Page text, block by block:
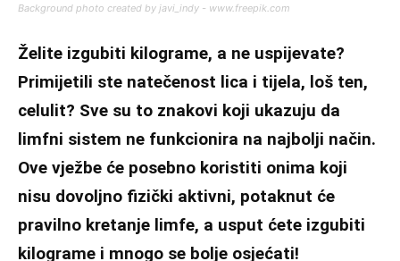
Background photo created by javi_indy - www.freepik.com
Želite izgubiti kilograme, a ne uspijevate?
Primijetili ste natečenost lica i tijela, loš ten,
celulit? Sve su to znakovi koji ukazuju da
limfni sistem ne funkcionira na najbolji način.
Ove vježbe će posebno koristiti onima koji
nisu dovoljno fizički aktivni, potaknut će
pravilno kretanje limfe, a usput ćete izgubiti
kilograme i mnogo se bolje osjećati!